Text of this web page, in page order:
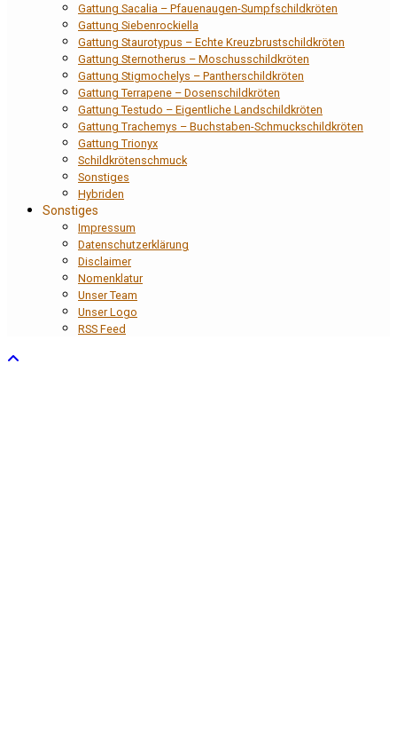
Gattung Sacalia – Pfauenaugen-Sumpfschildkröten
Gattung Siebenrockiella
Gattung Staurotypus – Echte Kreuzbrustschildkröten
Gattung Sternotherus – Moschusschildkröten
Gattung Stigmochelys – Pantherschildkröten
Gattung Terrapene – Dosenschildkröten
Gattung Testudo – Eigentliche Landschildkröten
Gattung Trachemys – Buchstaben-Schmuckschildkröten
Gattung Trionyx
Schildkrötenschmuck
Sonstiges
Hybriden
Sonstiges
Impressum
Datenschutzerklärung
Disclaimer
Nomenklatur
Unser Team
Unser Logo
RSS Feed